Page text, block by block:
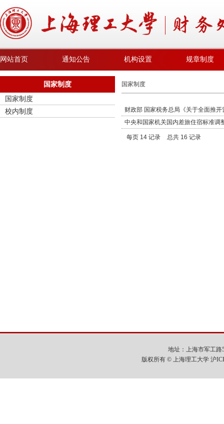
网站首页 通知公告 机构设置 规章制度
国家制度
国家制度
校内制度
国家制度
财政部 国家税务总局《关于全面推
中央和国家机关国内差旅住宿标准调
每页 14 记录 总共 16 记录
地址：上海市军工路
版权所有 © 上海理工大学 沪